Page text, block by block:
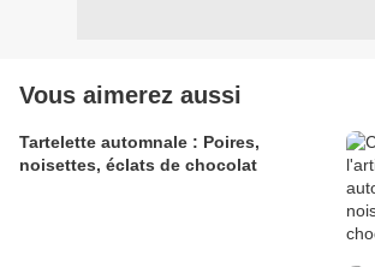
Vous aimerez aussi
Tartelette automnale : Poires,
noisettes, éclats de chocolat